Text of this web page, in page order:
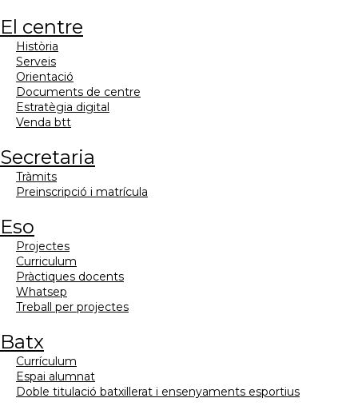
el centre
història
serveis
orientació
documents de centre
estratègia digital
venda btt
secretaria
tràmits
preinscripció i matrícula
eso
projectes
curriculum
pràctiques docents
whatsep
treball per projectes
batx
currículum
espai alumnat
doble titulació batxillerat i ensenyaments esportius